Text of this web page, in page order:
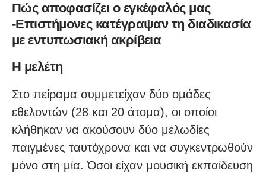
Πώς αποφασίζει ο εγκέφαλός μας
-Επιστήμονες κατέγραψαν τη διαδικασία
με εντυπωσιακή ακρίβεια
Η μελέτη
Στο πείραμα συμμετείχαν δύο ομάδες
εθελοντών (28 και 20 άτομα), οι οποίοι
κλήθηκαν να ακούσουν δύο μελωδίες
παιγμένες ταυτόχρονα και να συγκεντρωθούν
μόνο στη μία. Όσοι είχαν μουσική εκπαίδευση